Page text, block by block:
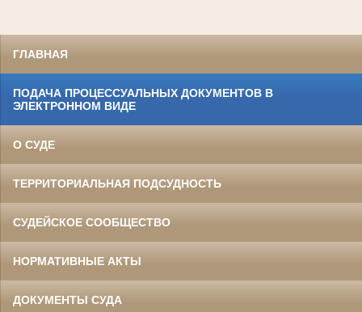
ГЛАВНАЯ
ПОДАЧА ПРОЦЕССУАЛЬНЫХ ДОКУМЕНТОВ В
ЭЛЕКТРОННОМ ВИДЕ
О СУДЕ
ТЕРРИТОРИАЛЬНАЯ ПОДСУДНОСТЬ
СУДЕЙСКОЕ СООБЩЕСТВО
НОРМАТИВНЫЕ АКТЫ
ДОКУМЕНТЫ СУДА